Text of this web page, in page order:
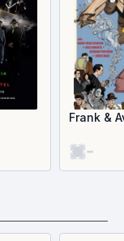
Frank &
-